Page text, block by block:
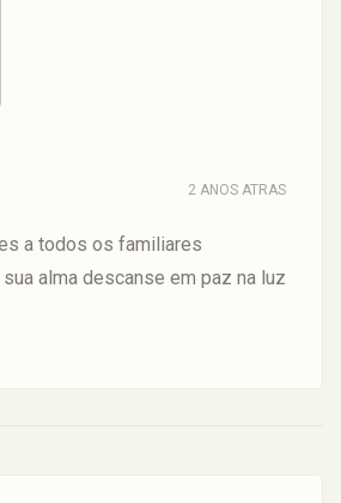
2 ANOS ATRAS
a todos os familiares
alma descanse em paz na luz